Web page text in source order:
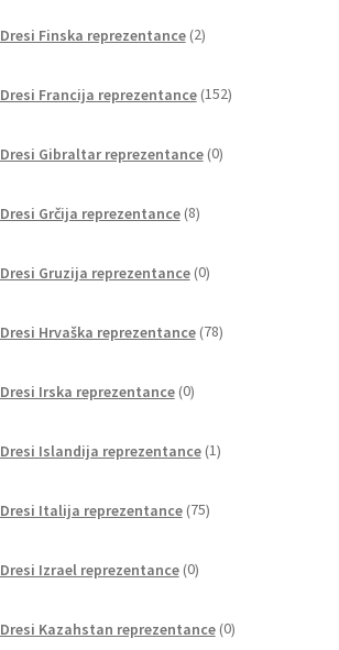
Dresi Finska reprezentance 2izdelka
Dresi Francija reprezentance 152izdelkov
Dresi Gibraltar reprezentance 0izdelkov
Dresi Grčija reprezentance 8izdelkov
Dresi Gruzija reprezentance 0izdelkov
Dresi Hrvaška reprezentance 78izdelkov
Dresi Irska reprezentance 0izdelkov
Dresi Islandija reprezentance 1izdelek
Dresi Italija reprezentance 75izdelkov
Dresi Izrael reprezentance 0izdelkov
Dresi Kazahstan reprezentance 0izdelkov